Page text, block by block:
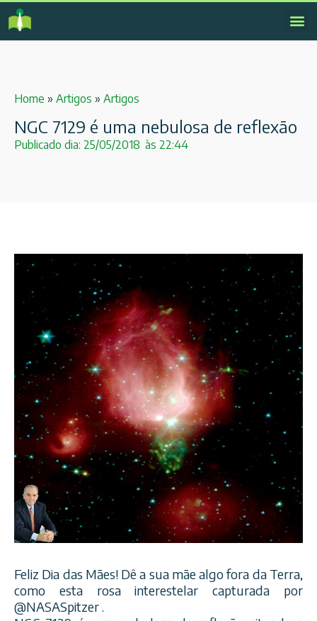
Home » Artigos » Artigos
NGC 7129 é uma nebulosa de reflexão
Publicado dia: 25/05/2018 às 22:44
Feliz Dia das Mães! Dê a sua mãe algo fora da Terra,
como esta rosa interestelar capturada por
@NASASpitzer .